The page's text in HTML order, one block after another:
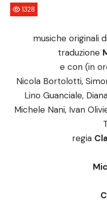
1328
musiche originali
traduzione
e con (in
Nicola Bortolotti,
Lino Guanciale,
Michele Nani, Ivan
regia